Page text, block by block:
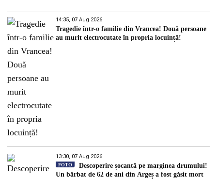
14:35, 07 Aug 2026
Tragedie într-o familie din Vrancea! Două persoane
au murit electrocutate în propria locuință!
13:30, 07 Aug 2026
FOTO
Descoperire șocantă pe marginea drumului!
Un bărbat de 62 de ani din Argeș a fost găsit mort